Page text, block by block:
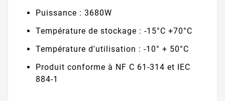
Puissance : 3680W
Température de stockage : -15°C +70°C
Température d'utilisation : -10° + 50°C
Produit conforme à NF C 61-314 et IEC
884-1